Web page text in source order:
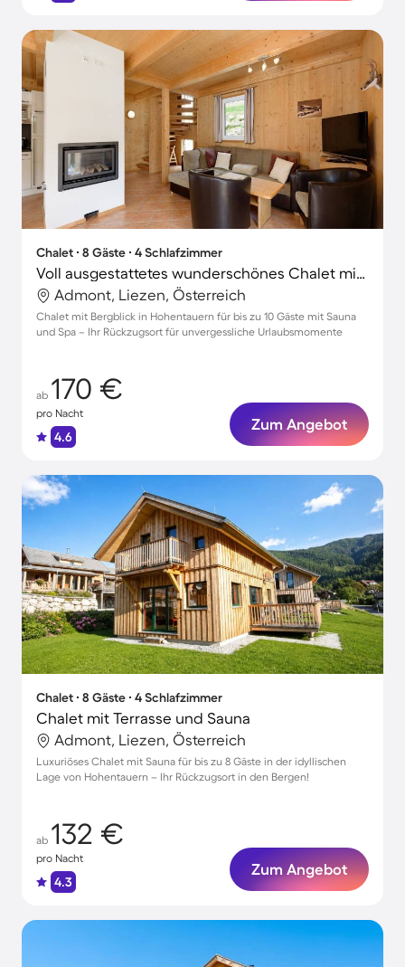
Chalet ∙ 8 Gäste ∙ 4 Schlafzimmer
Voll ausgestattetes wunderschönes Chalet mit Terrasse und Sauna | Bergblick | Nah am Skifahren | Haustierfreundlich
Admont, Liezen, Österreich
Chalet mit Bergblick in Hohentauern für bis zu 10 Gäste mit Sauna
und Spa – Ihr Rückzugsort für unvergessliche Urlaubsmomente
ab 170 €
pro Nacht
4.6
Zum Angebot
Chalet ∙ 8 Gäste ∙ 4 Schlafzimmer
Chalet mit Terrasse und Sauna
Admont, Liezen, Österreich
Luxuriöses Chalet mit Sauna für bis zu 8 Gäste in der idyllischen
Lage von Hohentauern – Ihr Rückzugsort in den Bergen!
ab 132 €
pro Nacht
4.3
Zum Angebot